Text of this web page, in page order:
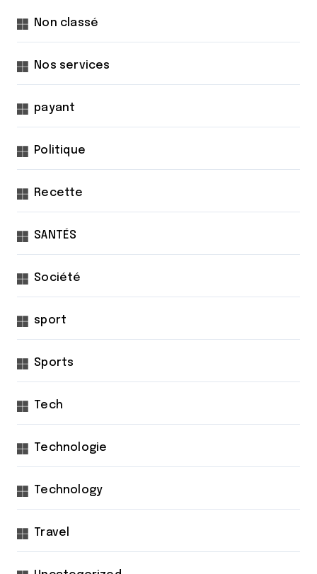
Non classé
Nos services
payant
Politique
Recette
SANTÉS
Société
sport
Sports
Tech
Technologie
Technology
Travel